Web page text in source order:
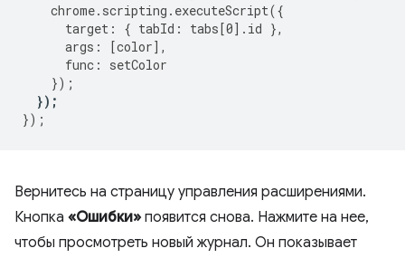
chrome. scripting . executeScript({
target : { tabId : tabs[0]. id },
args : [color],
func :
setColor
});
});
});
Вернитесь на страницу управления расширениями.
Кнопка «Ошибки» появится снова. Нажмите на нее,
чтобы просмотреть новый журнал. Он показывает